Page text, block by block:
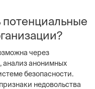
через
анализ анонимных
безопасности.
недовольства